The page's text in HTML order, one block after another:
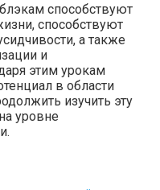
способствуют
способствуют
а также
и
этим урокам
в области
изучить эту
уровне